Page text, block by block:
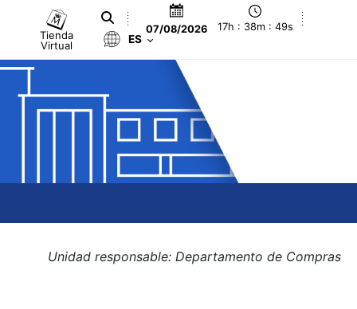
Tienda
Virtual
07/08/2026 17h : 38m : 49s
ES
Unidad responsable: Departamento de Compras